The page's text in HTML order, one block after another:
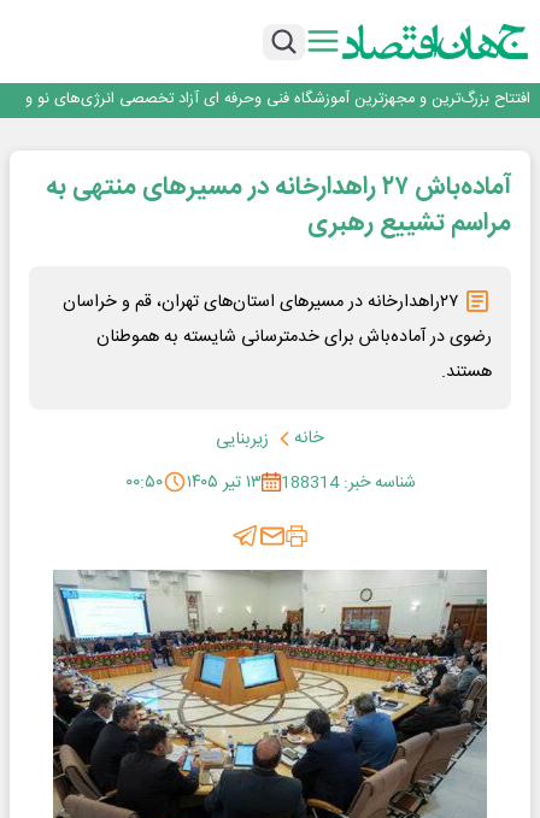
فولاد در تله قیمت‌گذاری دستوری
افتتاح بزرگ‌ترین و مجهزترین آموزشگاه فنی وحرفه ای آزاد تخصصی انرژی‌های نو و
تجدیدپذیر با حضور استاندار اصفهان
تداوم صعود مس در بازارهای جهانی؛ قیمت فلز سرخ از ۱۴هزار دلار در هر تن عبور کرد
فولاد در تله قیمت‌گذاری دستوریآماده‌باش ۲۷ راهدارخانه در مسیرهای منتهی به
مراسم تشییع رهبری
۲۷راهدارخانه در مسیرهای استان‌های تهران، قم و خراسان
رضوی در آماده‌باش برای خدمترسانی شایسته به هموطنان
هستند.
خانه
زیربنایی
شناسه خبر: 188314
۱۳ تیر ۱۴۰۵ ۰۰:۵۰